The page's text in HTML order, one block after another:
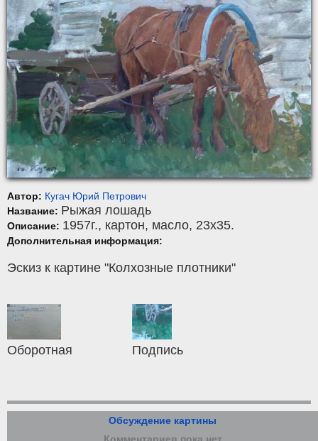
Автор: Кугач Юрий Петрович
Название: Рыжая лошадь
Описание: 1957г., картон, масло, 23x35.
Дополнительная информация:
Эскиз к картине "Колхозные плотники"
Оборотная Подпись
Обсуждение картины